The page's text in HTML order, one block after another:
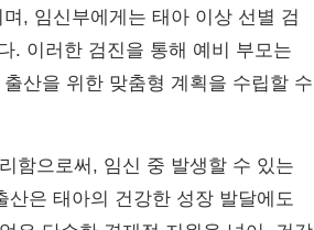
, 임신부에게는 태아 이상 선별 검
. 이러한 검진을 통해 예비 부모는
산을 위한 맞춤형 계획을 수립할 수
함으로써, 임신 중 발생할 수 있는
은 태아의 건강한 성장 발달에도